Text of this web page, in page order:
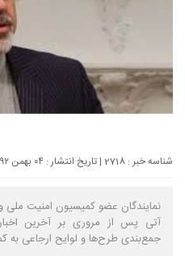
شناسه خبر : 2718 | تاریخ انتشار : ۰۴ بهمن ۱۳۹۲ - ۹:۰۰ |
نمایندگان عضو کمیسیون امنیت
آتی پس از مروری بر آخرین
جمع‌بندی طرح‌ها و لوایح ارجاعی به